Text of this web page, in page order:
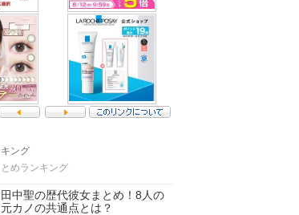
ング
めランキング
田中聖の歴代彼女まとめ！8人の
元カノの共通点とは？